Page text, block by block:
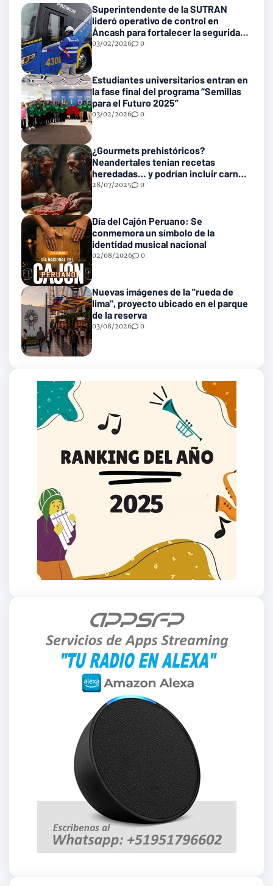
Superintendente de la SUTRAN
lideró operativo de control en
Áncash para fortalecer la seguridad
en las vías nacionales
03/02/2026 0
Estudiantes universitarios entran en
la fase final del programa “Semillas
para el Futuro 2025”
03/02/2026 0
¿Gourmets prehistóricos?
Neandertales tenían recetas
heredadas… y podrían incluir carne
con gusanos
28/07/2025 0
Día del Cajón Peruano: Se
conmemora un símbolo de la
identidad musical nacional
02/08/2026 0
Nuevas imágenes de la "rueda de
lima", proyecto ubicado en el parque
de la reserva
03/08/2026 0